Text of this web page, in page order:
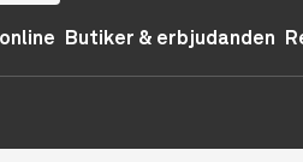
Butiker & erbjudanden